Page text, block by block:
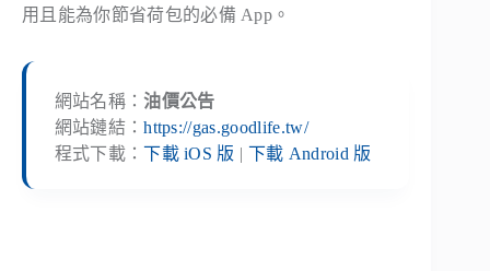
用且能為你節省荷包的必備 App。
網站名稱：油價公告
網站鏈結：https://gas.goodlife.tw/
程式下載：下載 iOS 版 | 下載 Android 版